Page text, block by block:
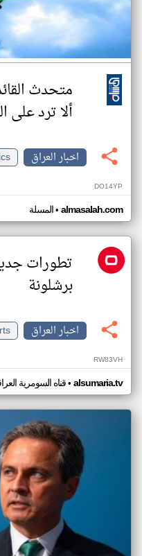
متحدث
ألا ترد على
اخبار العراق
DO14YP
المسلة• almasalah.com
تطورات
برشلونة
اخبار العراق
RW83VH
قناه السومرية• alsumaria.tv